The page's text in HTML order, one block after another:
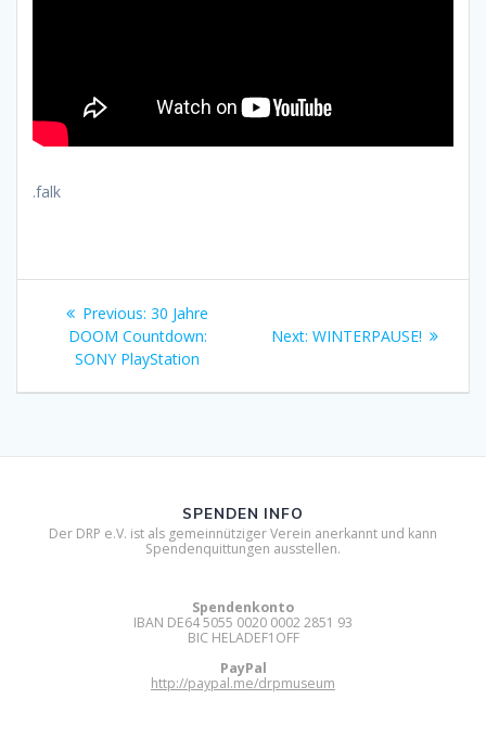
.falk
Beitragsnavigation
Previous: Previous
post:
30 Jahre
DOOM Countdown:
SONY PlayStation
Next: Next
WINTERPAUSE!
SPENDEN INFO
Der DRP e.V. ist als gemeinnütziger Verein anerkannt und kann
Spendenquittungen ausstellen.
Spendenkonto
IBAN DE64 5055 0020 0002 2851 93
BIC HELADEF1OFF
PayPal
http://paypal.me/drpmuseum